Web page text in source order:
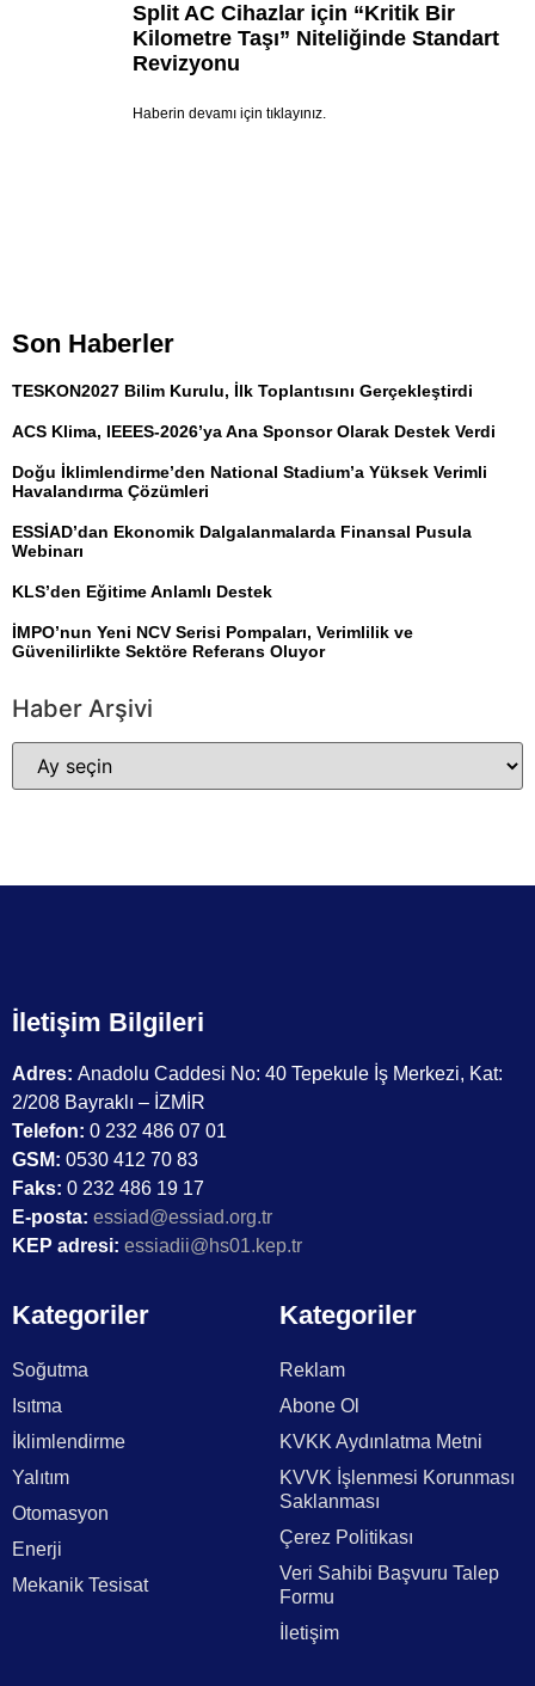
Split AC Cihazlar için “Kritik Bir
Kilometre Taşı” Niteliğinde Standart
Revizyonu
Haberin devamı için tıklayınız.
Son Haberler
TESKON2027 Bilim Kurulu, İlk Toplantısını Gerçekleştirdi
ACS Klima, IEEES-2026’ya Ana Sponsor Olarak Destek Verdi
Doğu İklimlendirme’den National Stadium’a Yüksek Verimli
Havalandırma Çözümleri
ESSİAD’dan Ekonomik Dalgalanmalarda Finansal Pusula
Webinarı
KLS’den Eğitime Anlamlı Destek
İMPO’nun Yeni NCV Serisi Pompaları, Verimlilik ve
Güvenilirlikte Sektöre Referans Oluyor
Haber Arşivi
İletişim Bilgileri
Adres: Anadolu Caddesi No: 40 Tepekule İş Merkezi, Kat:
2/208 Bayraklı – İZMİR
Telefon: 0 232 486 07 01
GSM: 0530 412 70 83
Faks: 0 232 486 19 17
E-posta: essiad@essiad.org.tr
KEP adresi: essiadii@hs01.kep.tr
Kategoriler
Soğutma
Isıtma
İklimlendirme
Yalıtım
Otomasyon
Enerji
Mekanik Tesisat
Kategoriler
Reklam
Abone Ol
KVKK Aydınlatma Metni
KVVK İşlenmesi Korunması
Saklanması
Çerez Politikası
Veri Sahibi Başvuru Talep
Formu
İletişim